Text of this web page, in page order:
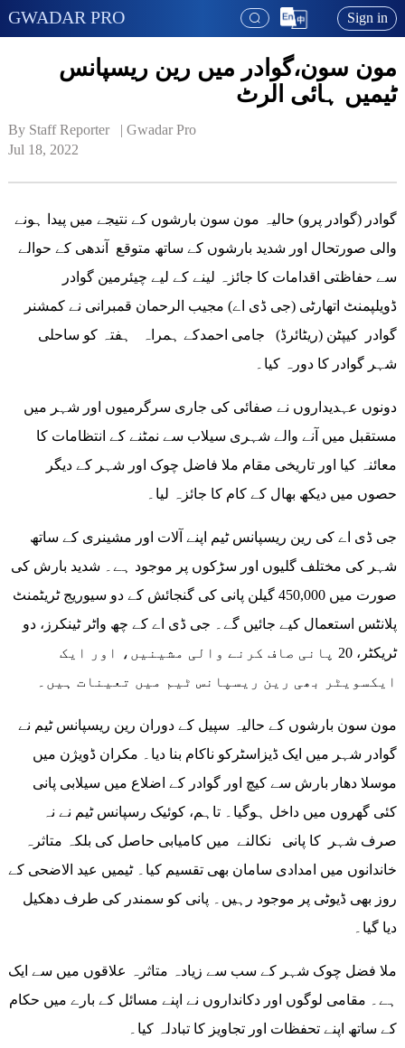
GWADAR PRO Sign in
مون سون،گوادر میں رین ریسپانس
ٹیمیں ہائی الرٹ
By Staff Reporter   | Gwadar Pro
Jul 18, 2022
گوادر (گوادر پرو) حالیہ مون سون بارشوں کے نتیجے میں پیدا ہونے
والی صورتحال اور شدید بارشوں کے ساتھ متوقع آندھی کے حوالے
سے حفاظتی اقدامات کا جائزہ لینے کے لیے چیئرمین گوادر
ڈویلپمنٹ اتھارٹی (جی ڈی اے) مجیب الرحمان قمبرانی نے کمشنر
گوادر کیپٹن (ریٹائرڈ) جامی احمدکے ہمراہ ہفتہ کو ساحلی
شہر گوادر کا دورہ کیا۔
دونوں عہدیداروں نے صفائی کی جاری سرگرمیوں اور شہر میں
مستقبل میں آنے والے شہری سیلاب سے نمٹنے کے انتظامات کا
معائنہ کیا اور تاریخی مقام ملا فاضل چوک اور شہر کے دیگر
حصوں میں دیکھ بھال کے کام کا جائزہ لیا۔
جی ڈی اے کی رین ریسپانس ٹیم اپنے آلات اور مشینری کے ساتھ
شہر کی مختلف گلیوں اور سڑکوں پر موجود ہے۔ شدید بارش کی
صورت میں 450,000 گیلن پانی کی گنجائش کے دو سیوریج ٹریٹمنٹ
پلانٹس استعمال کیے جائیں گے۔ جی ڈی اے کے چھ واٹر ٹینکرز، دو
ٹریکٹر، 20 پانی صاف کرنے والی مشینیں، اور ایک
ایکسویٹر بھی رین ریسپانس ٹیم میں تعینات ہیں۔
مون سون بارشوں کے حالیہ سپیل کے دوران رین ریسپانس ٹیم نے
گوادر شہر میں ایک ڈیزاسٹرکو ناکام بنا دیا۔ مکران ڈویژن میں
موسلا دھار بارش سے کیچ اور گوادر کے اضلاع میں سیلابی پانی
کئی گھروں میں داخل ہوگیا۔ تاہم، کوئیک رسپانس ٹیم نے نہ
صرف شہر کا پانی نکالنے میں کامیابی حاصل کی بلکہ متاثرہ
خاندانوں میں امدادی سامان بھی تقسیم کیا۔ ٹیمیں عید الاضحی کے
روز بھی ڈیوٹی پر موجود رہیں۔ پانی کو سمندر کی طرف دھکیل
دیا گیا۔
ملا فضل چوک شہر کے سب سے زیادہ متاثرہ علاقوں میں سے ایک
ہے۔ مقامی لوگوں اور دکانداروں نے اپنے مسائل کے بارے میں حکام
کے ساتھ اپنے تحفظات اور تجاویز کا تبادلہ کیا۔